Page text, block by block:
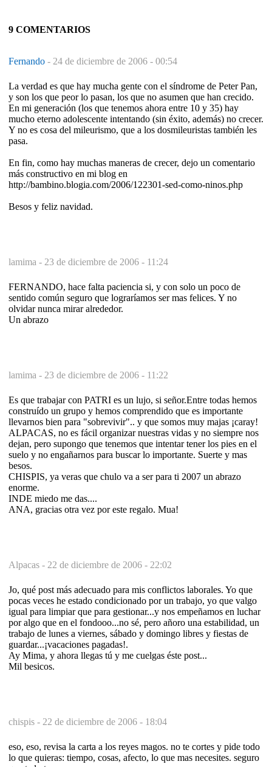
9 COMENTARIOS
Fernando - 24 de diciembre de 2006 - 00:54
La verdad es que hay mucha gente con el síndrome de Peter Pan,
y son los que peor lo pasan, los que no asumen que han crecido.
En mi generación (los que tenemos ahora entre 10 y 35) hay
mucho eterno adolescente intentando (sin éxito, además) no crecer.
Y no es cosa del mileurismo, que a los dosmileuristas también les
pasa.
En fin, como hay muchas maneras de crecer, dejo un comentario
más constructivo en mi blog en
http://bambino.blogia.com/2006/122301-sed-como-ninos.php
Besos y feliz navidad.
lamima - 23 de diciembre de 2006 - 11:24
FERNANDO, hace falta paciencia si, y con solo un poco de
sentido común seguro que lograríamos ser mas felices. Y no
olvidar nunca mirar alrededor.
Un abrazo
lamima - 23 de diciembre de 2006 - 11:22
Es que trabajar con PATRI es un lujo, si señor.Entre todas hemos
construído un grupo y hemos comprendido que es importante
llevarnos bien para "sobrevivir".. y que somos muy majas ¡caray!
ALPACAS, no es fácil organizar nuestras vidas y no siempre nos
dejan, pero supongo que tenemos que intentar tener los pies en el
suelo y no engañarnos para buscar lo importante. Suerte y mas
besos.
CHISPIS, ya veras que chulo va a ser para ti 2007 un abrazo
enorme.
INDE miedo me das....
ANA, gracias otra vez por este regalo. Mua!
Alpacas - 22 de diciembre de 2006 - 22:02
Jo, qué post más adecuado para mis conflictos laborales. Yo que
pocas veces he estado condicionado por un trabajo, yo que valgo
igual para limpiar que para gestionar...y nos empeñamos en luchar
por algo que en el fondooo...no sé, pero añoro una estabilidad, un
trabajo de lunes a viernes, sábado y domingo libres y fiestas de
guardar...¡vacaciones pagadas!.
Ay Mima, y ahora llegas tú y me cuelgas éste post...
Mil besicos.
chispis - 22 de diciembre de 2006 - 18:04
eso, eso, revisa la carta a los reyes magos. no te cortes y pide todo
lo que quieras: tiempo, cosas, afecto, lo que mas necesites. seguro